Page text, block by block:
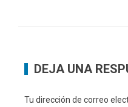
DEJA UNA
Tu dirección de correo